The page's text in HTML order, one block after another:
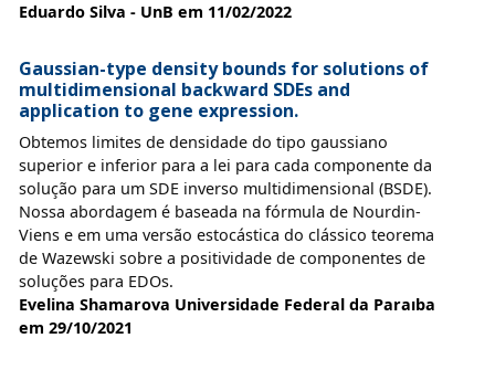
Eduardo Silva - UnB em 11/02/2022
Gaussian-type density bounds for solutions of
multidimensional backward SDEs and
application to gene expression.
Obtemos limites de densidade do tipo gaussiano
superior e inferior para a lei para cada componente da
solução para um SDE inverso multidimensional (BSDE).
Nossa abordagem é baseada na fórmula de Nourdin-
Viens e em uma versão estocástica do clássico teorema
de Wazewski sobre a positividade de componentes de
soluções para EDOs.
Evelina Shamarova Universidade Federal da Paraıba
em 29/10/2021